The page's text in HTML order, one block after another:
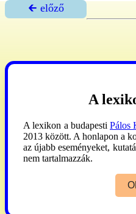
🡰 előző
A
A lexikon a budapesti Pálos
2013 között. A honlapon a
az újabb eseményeket,
nem tartalmazzák.